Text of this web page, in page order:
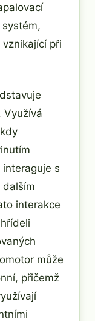
při
Využívá
s
dalším
interakce
může
přičemž